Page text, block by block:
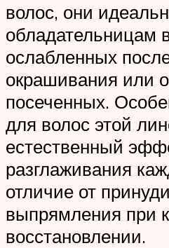
волос, они
обладательницам
ослабленных
окрашивания или
посеченных.
для волос этой
естественный
разглаживания
отличие от
выпрямления при
восстановлении.